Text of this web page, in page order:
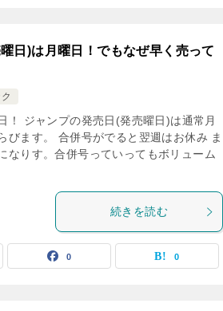
日)は月曜日！でもなぜ早く売って
！ ジャンプの発売日(発売曜日)は通常月
びます。 合併号がでると翌週はお休み ま
なりす。合併号っていってもボリューム
続きを読む
0 0